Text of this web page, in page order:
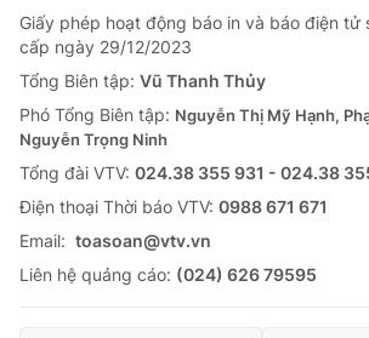
Giấy phép hoạt động báo in và báo điện tử
cấp ngày 29/12/2023
Tổng Biên tập: Vũ Thanh Thủy
Phó Tổng Biên tập: Nguyễn Thị Mỹ Hạnh,
Nguyễn Trọng Ninh
Tổng đài VTV: 024.38 355 931 - 024.38
Ðiện thoại Thời báo VTV: 0988 671 671
Email: toasoan@vtv.vn
Liên hệ quảng cáo: (024) 626 79595